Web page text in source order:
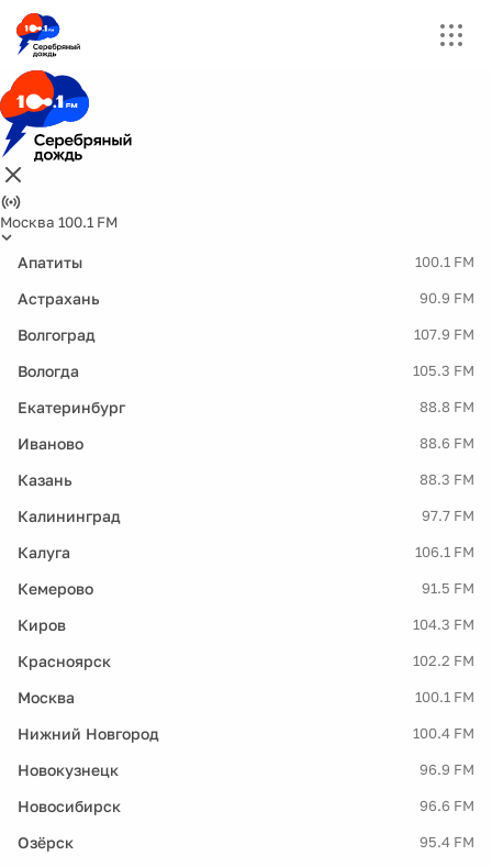
Москва 100.1 FM
Апатиты 100.1 FM
Астрахань 90.9 FM
Волгоград 107.9 FM
Вологда 105.3 FM
Екатеринбург 88.8 FM
Иваново 88.6 FM
Казань 88.3 FM
Калининград 97.7 FM
Калуга 106.1 FM
Кемерово 91.5 FM
Киров 104.3 FM
Красноярск 102.2 FM
Москва 100.1 FM
Нижний Новгород 100.4 FM
Новокузнецк 96.9 FM
Новосибирск 96.6 FM
Озёрск 95.4 FM